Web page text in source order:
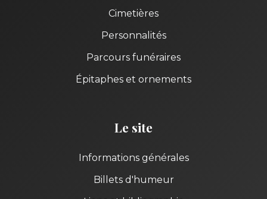
Cimetières
Personnalités
Parcours funéraires
Épitaphes et ornements
Le site
Informations générales
Billets d'humeur